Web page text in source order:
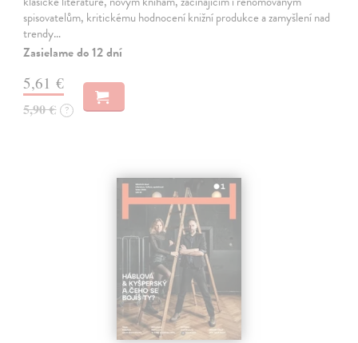
spisovatelům, kritickému hodnocení knižní produkce a zamyšlení nad
trendy…
Zasielame do 12 dní
5,61 €
5,90 € ?